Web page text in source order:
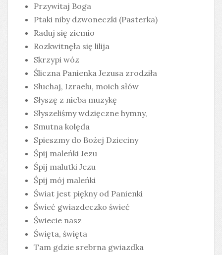
Przywitaj Boga
Ptaki niby dzwoneczki (Pasterka)
Raduj się ziemio
Rozkwitnęła się lilija
Skrzypi wóz
Śliczna Panienka Jezusa zrodziła
Słuchaj, Izraelu, moich słów
Słyszę z nieba muzykę
Słyszeliśmy wdzięczne hymny,
Smutna kolęda
Spieszmy do Bożej Dzieciny
Śpij maleńki Jezu
Śpij malutki Jezu
Śpij mój maleńki
Świat jest piękny od Panienki
Świeć gwiazdeczko świeć
Świecie nasz
Święta, święta
Tam gdzie srebrna gwiazdka